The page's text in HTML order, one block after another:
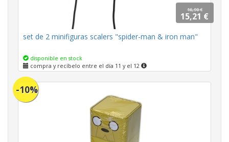
16,90 €
15,21 €
set de 2 minifiguras scalers "spider-man & iron man"
disponible en stock
compra y recíbelo entre el día 11 y el 12
-10%